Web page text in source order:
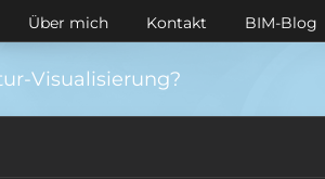
Über mich Kontakt BIM-Blog
Visualisierung?